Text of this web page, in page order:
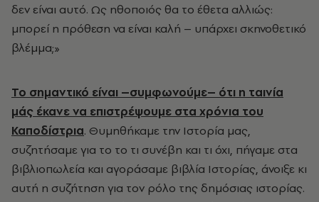
δεν είναι αυτό. Ως ηθοποιός θα το έθετα αλλιώς:
μπορεί η πρόθεση να είναι καλή – υπάρχει σκηνοθετικό
βλέμμα;»
Το σημαντικό είναι –συμφωνούμε– ότι η ταινία
μάς έκανε να επιστρέψουμε στα χρόνια του
Καποδίστρια. Θυμηθήκαμε την Ιστορία μας,
συζητήσαμε για το το τι συνέβη και τι όχι, πήγαμε στα
βιβλιοπωλεία και αγοράσαμε βιβλία Ιστορίας, άνοιξε κι
αυτή η συζήτηση για τον ρόλο της δημόσιας ιστορίας.